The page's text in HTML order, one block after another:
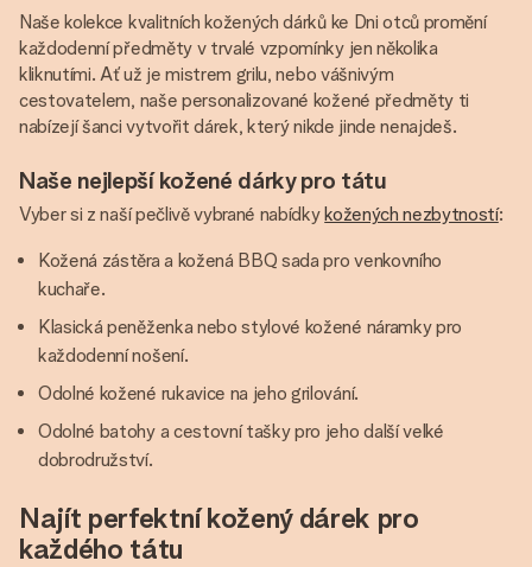
Naše kolekce kvalitních kožených dárků ke Dni otců promění
každodenní předměty v trvalé vzpomínky jen několika
kliknutími. Ať už je mistrem grilu, nebo vášnivým
cestovatelem, naše personalizované kožené předměty ti
nabízejí šanci vytvořit dárek, který nikde jinde nenajdeš.
Naše nejlepší kožené dárky pro tátu
Vyber si z naší pečlivě vybrané nabídkykožených nezbytností:
Kožená zástěra a kožená BBQ sada pro venkovního
kuchaře.
Klasická peněženka nebo stylové kožené náramky pro
každodenní nošení.
Odolné kožené rukavice na jeho grilování.
Odolné batohy a cestovní tašky pro jeho další velké
dobrodružství.
Najít perfektní kožený dárek pro
každého tátu